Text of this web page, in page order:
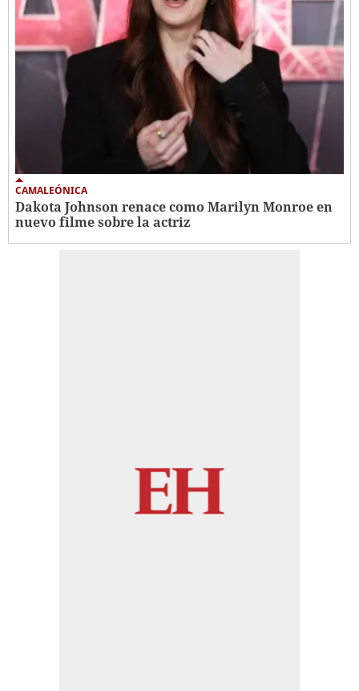
CAMALEÓNICA
Dakota Johnson renace como Marilyn Monroe en
nuevo filme sobre la actriz